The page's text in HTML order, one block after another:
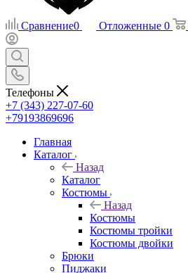
Сравнение0 Отложенные 0
Телефоны
+7 (343) 227-07-60
+79193869696
Главная
Каталог
Назад
Каталог
Костюмы
Назад
Костюмы
Костюмы тройки
Костюмы двойки
Брюки
Пиджаки